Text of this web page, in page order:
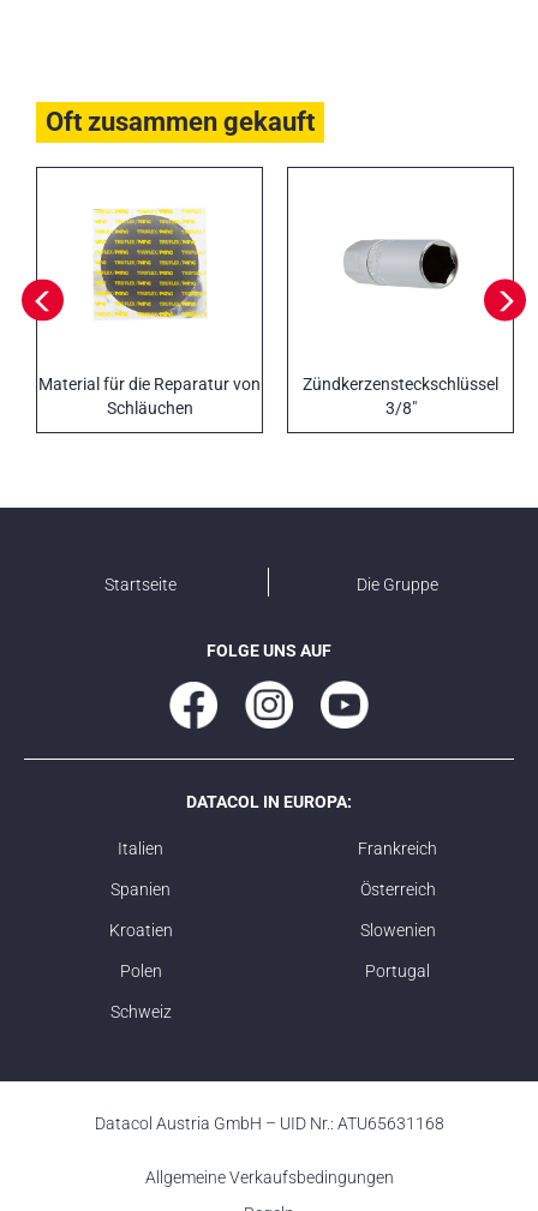
Oft zusammen gekauft
Material für die Reparatur von
Schläuchen
Zündkerzensteckschlüssel
3/8"
Startseite Die Gruppe
FOLGE UNS AUF
DATACOL IN EUROPA:
Italien Frankreich
Spanien Österreich
Kroatien Slowenien
Polen Portugal
Schweiz
Datacol Austria GmbH – UID Nr.: ATU65631168
Allgemeine Verkaufsbedingungen